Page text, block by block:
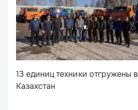
13 единиц техники отгружены в
Казахстан